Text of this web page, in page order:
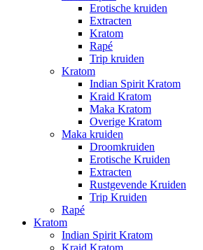
Erotische kruiden
Extracten
Kratom
Rapé
Trip kruiden
Kratom
Indian Spirit Kratom
Kraid Kratom
Maka Kratom
Overige Kratom
Maka kruiden
Droomkruiden
Erotische Kruiden
Extracten
Rustgevende Kruiden
Trip Kruiden
Rapé
Kratom
Indian Spirit Kratom